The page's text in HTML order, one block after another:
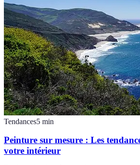
Tendances5 min
Peinture sur mesure : Les
votre intérieur